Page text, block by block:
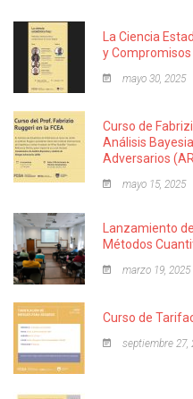
La Ciencia
y Compromisos
mayo 30, 2025
Curso de
Análisis
Adversarios
mayo 15, 2025
Lanzamiento
Métodos
marzo 19, 2025
Curso de
septiembre 27,